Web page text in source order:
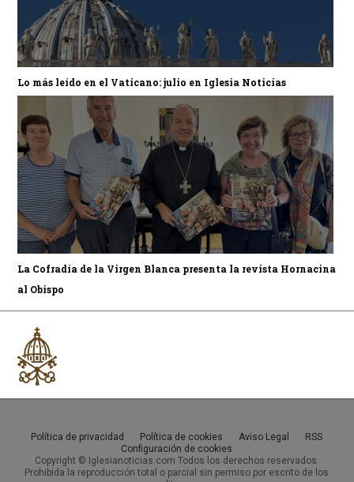
Lo más leído en el Vaticano: julio en Iglesia Noticias
La Cofradía de la Virgen Blanca presenta la revista Hornacina
al Obispo
Política de privacidad Política de cookies Aviso Legal
RSS
Configuración de cookies
Copyright © Iglesianoticias.com Todos los derechos reservados.
Prohibida la reproducción total o parcial sin permiso por escrito de los